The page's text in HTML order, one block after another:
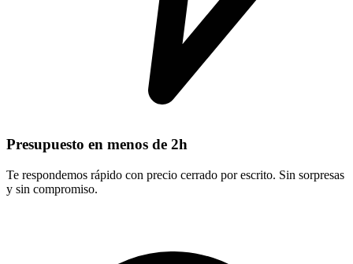
Presupuesto en menos de 2h
Te respondemos rápido con precio cerrado por escrito. Sin sorpresas
y sin compromiso.